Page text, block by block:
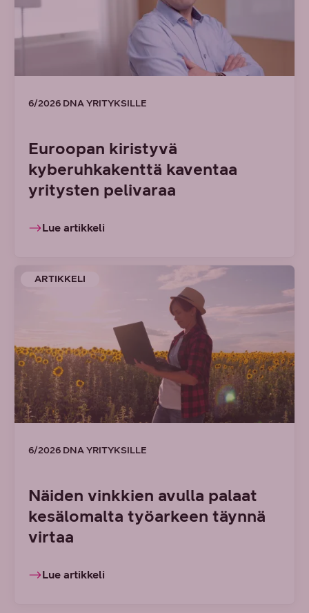
6/2026 DNA YRITYKSILLE
Euroopan kiristyvä
kyberuhkakenttä kaventaa
yritysten pelivaraa
Lue artikkeli
ARTIKKELI
6/2026 DNA YRITYKSILLE
Näiden vinkkien avulla palaat
kesälomalta työarkeen täynnä
virtaa
Lue artikkeli